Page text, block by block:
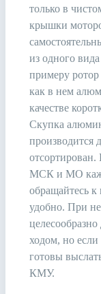
только в
крышки
из одного
примеру ротор
как в нем
качестве
Скупка
производится
МСК и МО
обращайтесь к
удобно. При
ходом, но
готовы
КМУ.